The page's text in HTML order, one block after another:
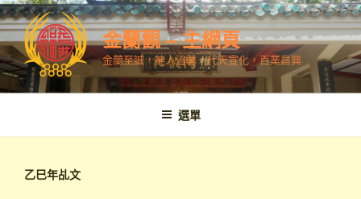
跳
至
內
容
金蘭觀 – 主網頁
金蘭至誠，神人溫馨，代天宣化，百業昌興
選單
乙巳年乩文